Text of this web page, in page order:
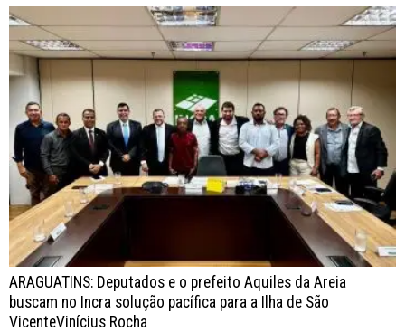
ARAGUATINS: Deputados e o prefeito Aquiles da Areia
buscam no Incra solução pacífica para a Ilha de São
VicenteVinícius Rocha